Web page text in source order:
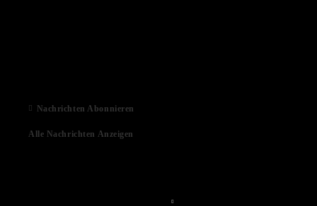
Nachrichten Abonnieren
Alle Nachrichten Anzeigen